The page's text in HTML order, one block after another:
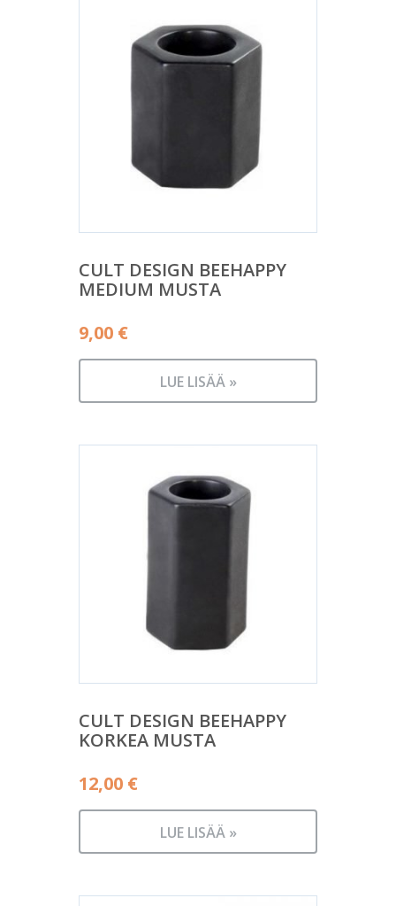
CULT DESIGN BEEHAPPY
MEDIUM MUSTA
9,00 €
LUE LISÄÄ »
CULT DESIGN BEEHAPPY
KORKEA MUSTA
12,00 €
LUE LISÄÄ »